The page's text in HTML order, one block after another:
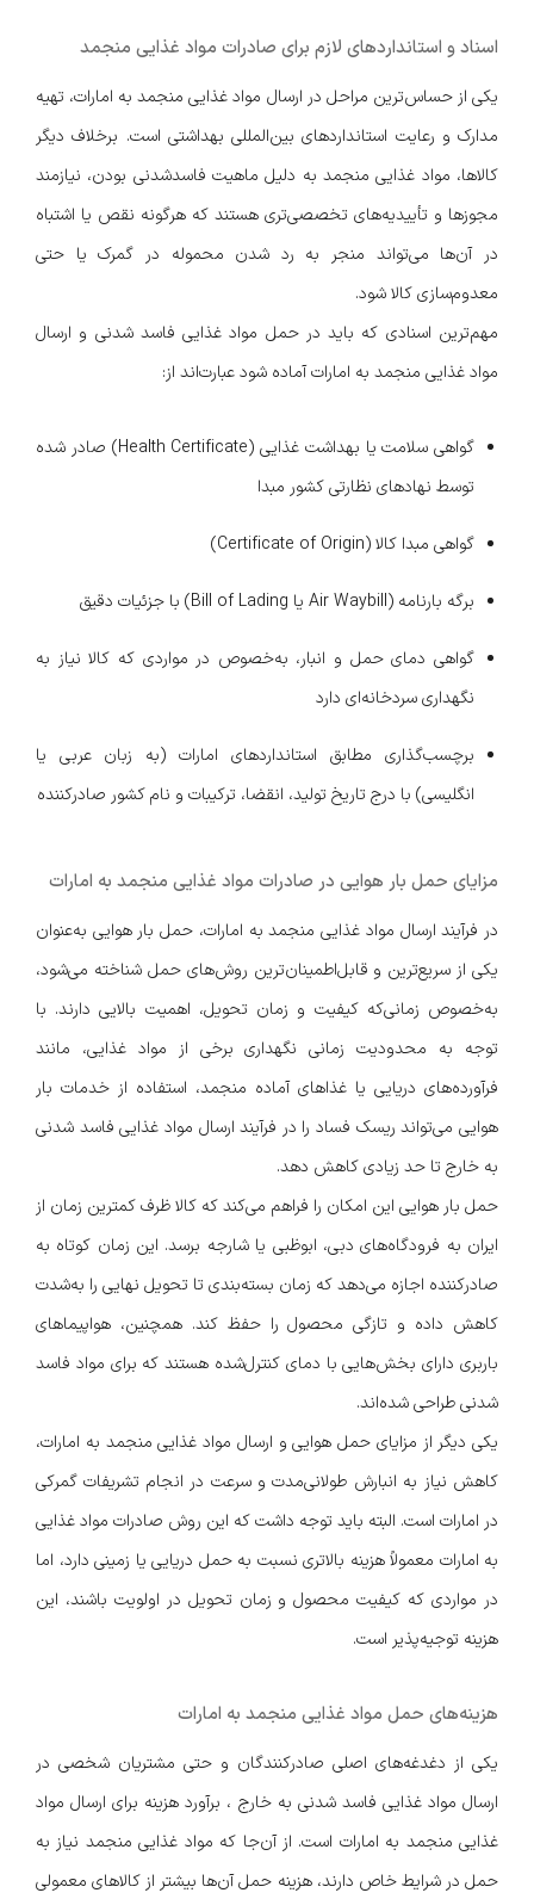
اسناد و استانداردهای لازم برای صادرات مواد غذایی منجمد
یکی از حساس‌ترین مراحل در ارسال مواد غذایی منجمد به امارات، تهیه
مدارک و رعایت استانداردهای بین‌المللی بهداشتی است. برخلاف دیگر
کالاها، مواد غذایی منجمد به دلیل ماهیت فاسدشدنی بودن، نیازمند
مجوزها و تأییدیه‌های تخصصی‌تری هستند که هرگونه نقص یا اشتباه
در آن‌ها می‌تواند منجر به رد شدن محموله در گمرک یا حتی
معدوم‌سازی کالا شود.
مهم‌ترین اسنادی که باید در حمل مواد غذایی فاسد شدنی و ارسال
مواد غذایی منجمد به امارات آماده شود عبارت‌اند از:
گواهی سلامت یا بهداشت غذایی (Health Certificate) صادر شده
توسط نهادهای نظارتی کشور مبدا
گواهی مبدا کالا (Certificate of Origin)
برگه بارنامه (Air Waybill یا Bill of Lading) با جزئیات دقیق
گواهی دمای حمل و انبار، به‌خصوص در مواردی که کالا نیاز به
نگهداری سردخانه‌ای دارد
برچسب‌گذاری مطابق استانداردهای امارات (به زبان عربی یا
انگلیسی) با درج تاریخ تولید، انقضا، ترکیبات و نام کشور صادرکننده
مزایای حمل بار هوایی در صادرات مواد غذایی منجمد به امارات
در فرآیند ارسال مواد غذایی منجمد به امارات، حمل بار هوایی به‌عنوان
یکی از سریع‌ترین و قابل‌اطمینان‌ترین روش‌های حمل شناخته می‌شود،
به‌خصوص زمانی‌که کیفیت و زمان تحویل، اهمیت بالایی دارند. با
توجه به محدودیت زمانی نگهداری برخی از مواد غذایی، مانند
فرآورده‌های دریایی یا غذاهای آماده منجمد، استفاده از خدمات بار
هوایی می‌تواند ریسک فساد را در فرآیند ارسال مواد غذایی فاسد شدنی
به خارج تا حد زیادی کاهش دهد.
حمل بار هوایی این امکان را فراهم می‌کند که کالا ظرف کمترین زمان از
ایران به فرودگاه‌های دبی، ابوظبی یا شارجه برسد. این زمان کوتاه به
صادرکننده اجازه می‌دهد که زمان بسته‌بندی تا تحویل نهایی را به‌شدت
کاهش داده و تازگی محصول را حفظ کند. همچنین، هواپیماهای
باربری دارای بخش‌هایی با دمای کنترل‌شده هستند که برای مواد فاسد
شدنی طراحی شده‌اند.
یکی دیگر از مزایای حمل هوایی و ارسال مواد غذایی منجمد به امارات،
کاهش نیاز به انبارش طولانی‌مدت و سرعت در انجام تشریفات گمرکی
در امارات است. البته باید توجه داشت که این روش صادرات مواد غذایی
به امارات معمولاً هزینه بالاتری نسبت به حمل دریایی یا زمینی دارد، اما
در مواردی که کیفیت محصول و زمان تحویل در اولویت باشند، این
هزینه توجیه‌پذیر است.
هزینه‌های حمل مواد غذایی منجمد به امارات
یکی از دغدغه‌های اصلی صادرکنندگان و حتی مشتریان شخصی در
ارسال مواد غذایی فاسد شدنی به خارج ، برآورد هزینه برای ارسال مواد
غذایی منجمد به امارات است. از آن‌جا که مواد غذایی منجمد نیاز به
حمل در شرایط خاص دارند، هزینه حمل آن‌ها بیشتر از کالاهای معمولی